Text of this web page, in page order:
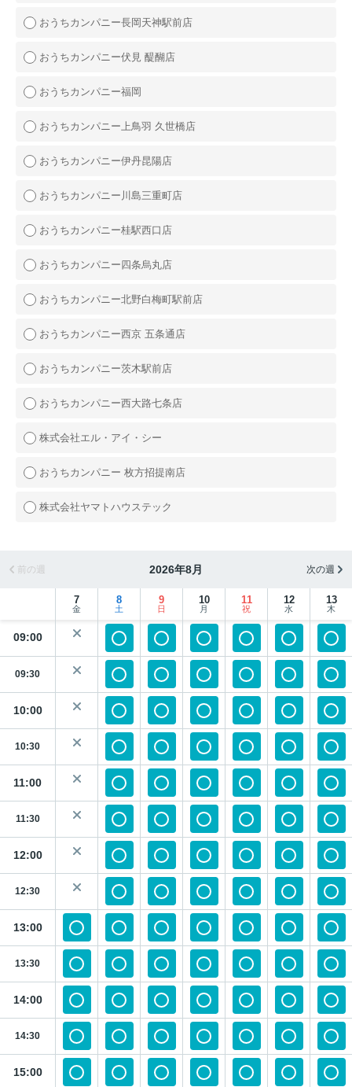
おうちカンパニー長岡天神駅前店
おうちカンパニー伏見 醍醐店
おうちカンパニー福岡
おうちカンパニー上鳥羽 久世橋店
おうちカンパニー伊丹昆陽店
おうちカンパニー川島三重町店
おうちカンパニー桂駅西口店
おうちカンパニー四条烏丸店
おうちカンパニー北野白梅町駅前店
おうちカンパニー西京 五条通店
おうちカンパニー茨木駅前店
おうちカンパニー西大路七条店
株式会社エル・アイ・シー
おうちカンパニー 枚方招提南店
株式会社ヤマトハウステック
前の週 2026年8月 次の週
7
金
8
土
9
日
10
月
11
祝
12
水
13
木
09:00
09:30
10:00
10:30
11:00
11:30
12:00
12:30
13:00
13:30
14:00
14:30
15:00